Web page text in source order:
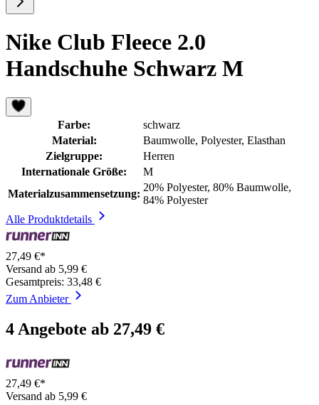
Nike Club Fleece 2.0
Handschuhe Schwarz M
Farbe:
schwarz
Material:
Baumwolle, Polyester, Elasthan
Zielgruppe:
Herren
Internationale Größe:
M
Materialzusammensetzung:
20% Polyester, 80% Baumwolle,
84% Polyester
Alle Produktdetails
27,49 €*
Versand ab 5,99 €
Gesamtpreis: 33,48 €
Zum Anbieter
4 Angebote ab 27,49 €
27,49 €*
Versand ab 5,99 €